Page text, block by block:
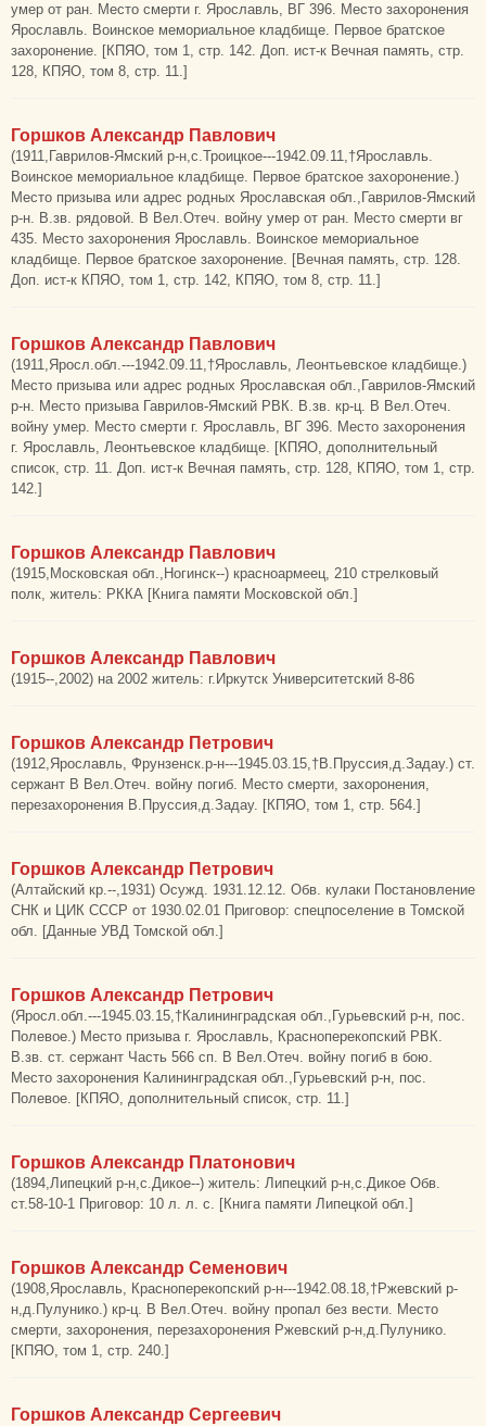
умер от ран. Место смерти г. Ярославль, ВГ 396. Место захоронения
Ярославль. Воинское мемориальное кладбище. Первое братское
захоронение. [КПЯО, том 1, стр. 142. Доп. ист-к Вечная память, стр.
128, КПЯО, том 8, стр. 11.]
Горшков Александр Павлович
(1911,Гаврилов-Ямский р-н,с.Троицкое---1942.09.11,†Ярославль.
Воинское мемориальное кладбище. Первое братское захоронение.)
Место призыва или адрес родных Ярославская обл.,Гаврилов-Ямский
р-н. В.зв. рядовой. В Вел.Отеч. войну умер от ран. Место смерти вг
435. Место захоронения Ярославль. Воинское мемориальное
кладбище. Первое братское захоронение. [Вечная память, стр. 128.
Доп. ист-к КПЯО, том 1, стр. 142, КПЯО, том 8, стр. 11.]
Горшков Александр Павлович
(1911,Яросл.обл.---1942.09.11,†Ярославль, Леонтьевское кладбище.)
Место призыва или адрес родных Ярославская обл.,Гаврилов-Ямский
р-н. Место призыва Гаврилов-Ямский РВК. В.зв. кр-ц. В Вел.Отеч.
войну умер. Место смерти г. Ярославль, ВГ 396. Место захоронения
г. Ярославль, Леонтьевское кладбище. [КПЯО, дополнительный
список, стр. 11. Доп. ист-к Вечная память, стр. 128, КПЯО, том 1, стр.
142.]
Горшков Александр Павлович
(1915,Московская обл.,Ногинск--) красноармеец, 210 стрелковый
полк, житель: РККА [Книга памяти Московской обл.]
Горшков Александр Павлович
(1915--,2002) на 2002 житель: г.Иркутск Университетский 8-86
Горшков Александр Петрович
(1912,Ярославль, Фрунзенск.р-н---1945.03.15,†В.Пруссия,д.Задау.) ст.
сержант В Вел.Отеч. войну погиб. Место смерти, захоронения,
перезахоронения В.Пруссия,д.Задау. [КПЯО, том 1, стр. 564.]
Горшков Александр Петрович
(Алтайский кр.--,1931) Осужд. 1931.12.12. Обв. кулаки Постановление
СНК и ЦИК СССР от 1930.02.01 Приговор: спецпоселение в Томской
обл. [Данные УВД Томской обл.]
Горшков Александр Петрович
(Яросл.обл.---1945.03.15,†Калининградская обл.,Гурьевский р-н, пос.
Полевое.) Место призыва г. Ярославль, Красноперекопский РВК.
В.зв. ст. сержант Часть 566 сп. В Вел.Отеч. войну погиб в бою.
Место захоронения Калининградская обл.,Гурьевский р-н, пос.
Полевое. [КПЯО, дополнительный список, стр. 11.]
Горшков Александр Платонович
(1894,Липецкий р-н,с.Дикое--) житель: Липецкий р-н,с.Дикое Обв.
ст.58-10-1 Приговор: 10 л. л. с. [Книга памяти Липецкой обл.]
Горшков Александр Семенович
(1908,Ярославль, Красноперекопский р-н---1942.08.18,†Ржевский р-
н,д.Пулунико.) кр-ц. В Вел.Отеч. войну пропал без вести. Место
смерти, захоронения, перезахоронения Ржевский р-н,д.Пулунико.
[КПЯО, том 1, стр. 240.]
Горшков Александр Сергеевич